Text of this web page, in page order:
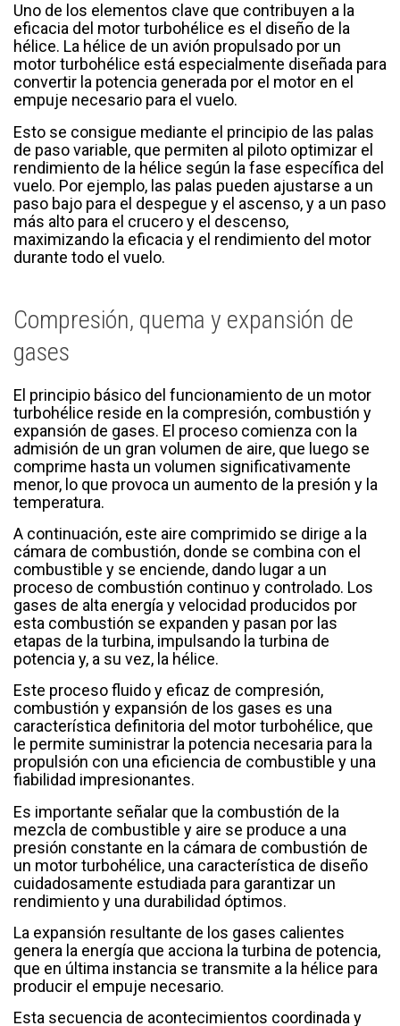
Uno de los elementos clave que contribuyen a la
eficacia del motor turbohélice es el diseño de la
hélice. La hélice de un avión propulsado por un
motor turbohélice está especialmente diseñada para
convertir la potencia generada por el motor en el
empuje necesario para el vuelo.
Esto se consigue mediante el principio de las palas
de paso variable, que permiten al piloto optimizar el
rendimiento de la hélice según la fase específica del
vuelo. Por ejemplo, las palas pueden ajustarse a un
paso bajo para el despegue y el ascenso, y a un paso
más alto para el crucero y el descenso,
maximizando la eficacia y el rendimiento del motor
durante todo el vuelo.
Compresión, quema y expansión de
gases
El principio básico del funcionamiento de un motor
turbohélice reside en la compresión, combustión y
expansión de gases. El proceso comienza con la
admisión de un gran volumen de aire, que luego se
comprime hasta un volumen significativamente
menor, lo que provoca un aumento de la presión y la
temperatura.
A continuación, este aire comprimido se dirige a la
cámara de combustión, donde se combina con el
combustible y se enciende, dando lugar a un
proceso de combustión continuo y controlado. Los
gases de alta energía y velocidad producidos por
esta combustión se expanden y pasan por las
etapas de la turbina, impulsando la turbina de
potencia y, a su vez, la hélice.
Este proceso fluido y eficaz de compresión,
combustión y expansión de los gases es una
característica definitoria del motor turbohélice, que
le permite suministrar la potencia necesaria para la
propulsión con una eficiencia de combustible y una
fiabilidad impresionantes.
Es importante señalar que la combustión de la
mezcla de combustible y aire se produce a una
presión constante en la cámara de combustión de
un motor turbohélice, una característica de diseño
cuidadosamente estudiada para garantizar un
rendimiento y una durabilidad óptimos.
La expansión resultante de los gases calientes
genera la energía que acciona la turbina de potencia,
que en última instancia se transmite a la hélice para
producir el empuje necesario.
Esta secuencia de acontecimientos coordinada y